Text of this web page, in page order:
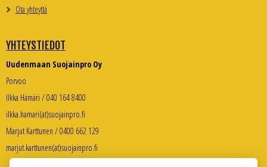
Ota yhteyttä
YHTEYSTIEDOT
Uudenmaan Suojainpro Oy
Porvoo
Ilkka Hämäri / 040 164 8400
ilkka.hamari(at)suojainpro.fi
Marjut Karttunen / 0400 662 129
marjut.karttunen(at)suojainpro.fi